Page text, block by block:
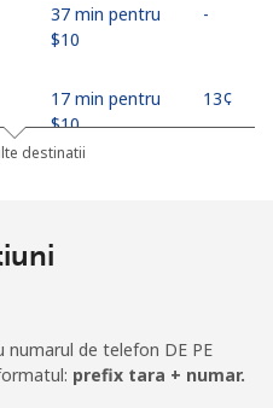
37 min pentru
⁦$10⁩
-
17 min pentru
⁦$10⁩
⁦13¢⁩
12 min pentru
⁦$10⁩
destinatii
numarul de telefon DE PE
prefix tara + numar.